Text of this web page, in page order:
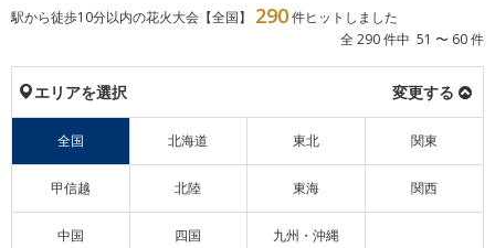
駅から徒歩10分以内の花火大会【全国】 290件ヒットしました
全 290 件中 51 〜 60 件
エリアを選択 変更する
全国 北海道 東北 関東
甲信越 北陸 東海 関西
中国 四国 九州・沖縄